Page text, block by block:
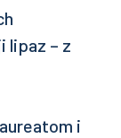
lipaz – z
i